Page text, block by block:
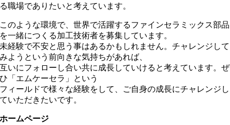
る職場でありたいと考えています。
このような環境で、世界で活躍するファインセラミックス部品
を一緒につくる加工技術者を募集しています。
未経験で不安と思う事はあるかもしれません。チャレンジして
みようという前向きな気持ちがあれば、
互いにフォローし合い共に成長していけると考えています。ぜ
ひ「エムケーセラ」という
フィールドで様々な経験をして、ご自身の成長にチャレンジし
ていただきたいです。
ホームページ